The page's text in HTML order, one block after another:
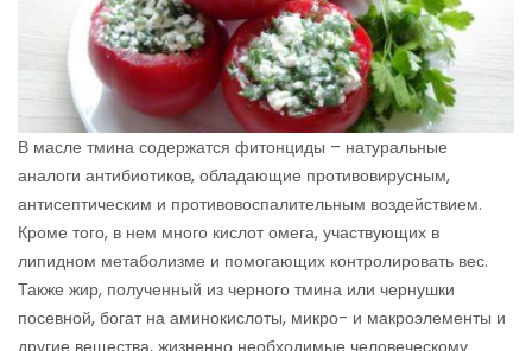
В масле тмина содержатся фитонциды – натуральные
аналоги антибиотиков, обладающие противовирусным,
антисептическим и противовоспалительным воздействием.
Кроме того, в нем много кислот омега, участвующих в
липидном метаболизме и помогающих контролировать вес.
Также жир, полученный из черного тмина или чернушки
посевной, богат на аминокислоты, микро- и макроэлементы и